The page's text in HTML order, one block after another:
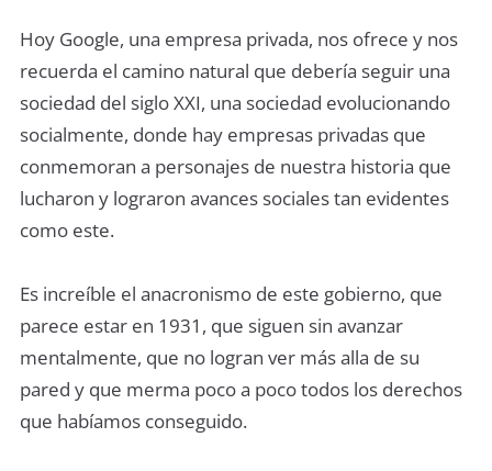
Hoy Google, una empresa privada, nos ofrece y nos
recuerda el camino natural que debería seguir una
sociedad del siglo XXI, una sociedad evolucionando
socialmente, donde hay empresas privadas que
conmemoran a personajes de nuestra historia que
lucharon y lograron avances sociales tan evidentes
como este.
Es increíble el anacronismo de este gobierno, que
parece estar en 1931, que siguen sin avanzar
mentalmente, que no logran ver más alla de su
pared y que merma poco a poco todos los derechos
que habíamos conseguido.